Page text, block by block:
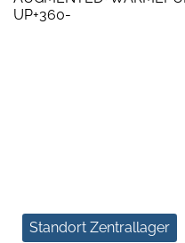
Standort Zentrallager